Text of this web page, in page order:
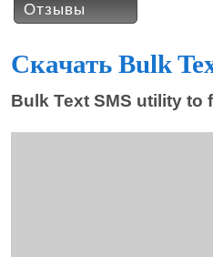
Отзывы
Скачать Bulk
Bulk Text SMS utility to